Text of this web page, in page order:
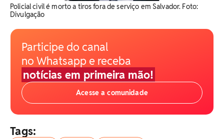
Policial civil é morto a tiros fora de serviço em Salvador. Foto:
Divulgação
Participe do canal
no Whatsapp e receba
notícias em primeira mão!
Acesse a comunidade
Tags: